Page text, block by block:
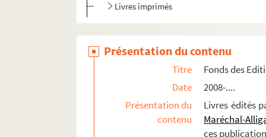
Livres imprimés
Présentation du contenu
Titre
Fonds des
Date
2008-....
Présentation du
contenu
Livres édités
Maréchal-
ces